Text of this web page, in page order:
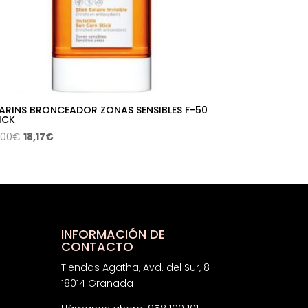
BRONCEADOR ZONAS SENSIBLES F-50
€El
era:
18,17€El
es:
INFORMACIÓN DE
CONTACTO
Tiendas Agatha, Avd. del Sur, 8
18014 Granada